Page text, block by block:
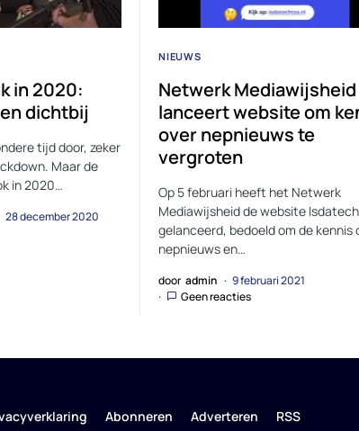
in 2020:
dichtbij
tijd door, zeker
Maar de
in 2020…
28 december 2020
NIEUWS
Netwerk Mediawijsheid
lanceert website om
over nepnieuws te
vergroten
Op 5 februari heeft het Netwerk
Mediawijsheid de website
gelanceerd, bedoeld om de kennis
nepnieuws en…
door admin
9 februari 2021
Geen reacties
Abonneren Adverteren RSS